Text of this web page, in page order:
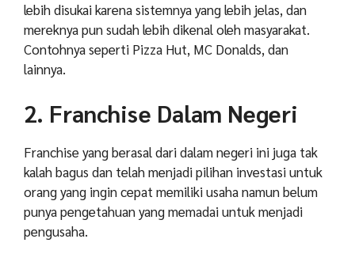
lebih disukai karena sistemnya yang lebih jelas, dan
mereknya pun sudah lebih dikenal oleh masyarakat.
Contohnya seperti Pizza Hut, MC Donalds, dan
lainnya.
2. Franchise Dalam Negeri
Franchise yang berasal dari dalam negeri ini juga tak
kalah bagus dan telah menjadi pilihan investasi untuk
orang yang ingin cepat memiliki usaha namun belum
punya pengetahuan yang memadai untuk menjadi
pengusaha.